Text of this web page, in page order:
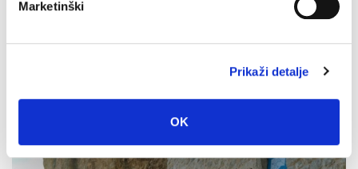
Marketinški
Prikaži detalje
OK
Dan pobjede i domovinske zahvalnosti i Dan hrvatskih